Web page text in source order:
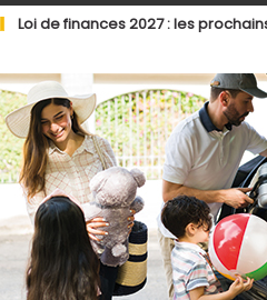
2027 : les prochains « ministres »